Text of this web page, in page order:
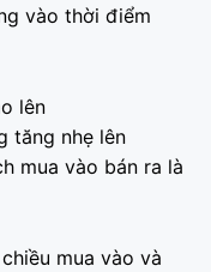
vào thời điểm
lên
tăng nhẹ lên
mua vào bán ra là
mua vào và